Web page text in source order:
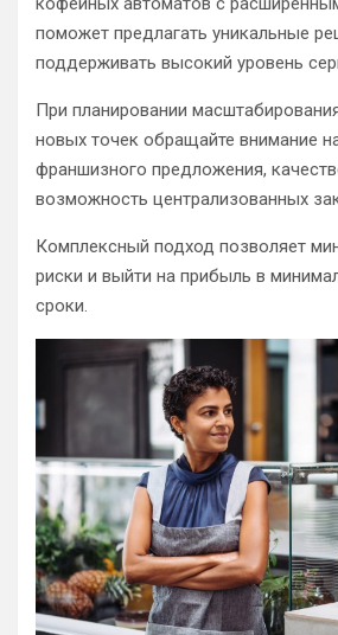
поможет предлагать уникальные
поддерживать высокий уровень
При планировании
новых точек обращайте внимание
франшизного предложения,
возможность централизованных
Комплексный подход позволяет
риски и выйти на прибыль в
сроки.